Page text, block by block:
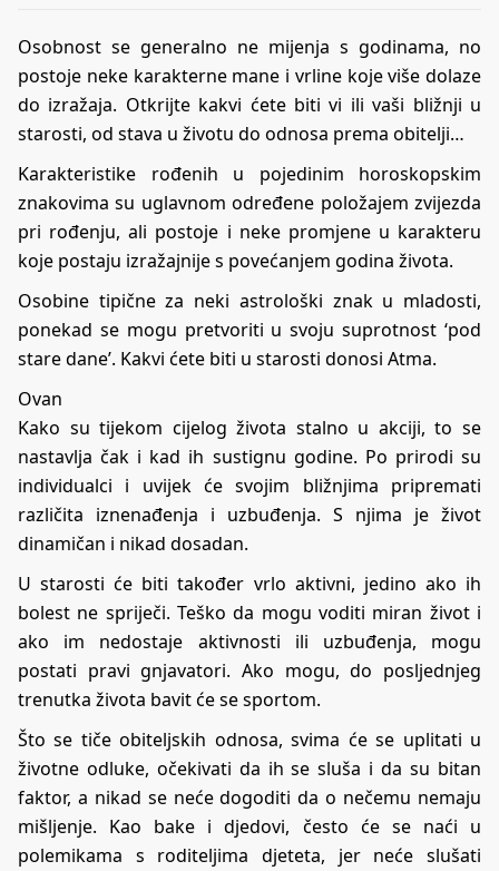
Osobnost se generalno ne mijenja s godinama, no
postoje neke karakterne mane i vrline koje više dolaze
do izražaja. Otkrijte kakvi ćete biti vi ili vaši bližnji u
starosti, od stava u životu do odnosa prema obitelji…
Karakteristike rođenih u pojedinim horoskopskim
znakovima su uglavnom određene položajem zvijezda
pri rođenju, ali postoje i neke promjene u karakteru
koje postaju izražajnije s povećanjem godina života.
Osobine tipične za neki astrološki znak u mladosti,
ponekad se mogu pretvoriti u svoju suprotnost ‘pod
stare dane’. Kakvi ćete biti u starosti donosi Atma.
Ovan
Kako su tijekom cijelog života stalno u akciji, to se
nastavlja čak i kad ih sustignu godine. Po prirodi su
individualci i uvijek će svojim bližnjima pripremati
različita iznenađenja i uzbuđenja. S njima je život
dinamičan i nikad dosadan.
U starosti će biti također vrlo aktivni, jedino ako ih
bolest ne spriječi. Teško da mogu voditi miran život i
ako im nedostaje aktivnosti ili uzbuđenja, mogu
postati pravi gnjavatori. Ako mogu, do posljednjeg
trenutka života bavit će se sportom.
Što se tiče obiteljskih odnosa, svima će se uplitati u
životne odluke, očekivati da ih se sluša i da su bitan
faktor, a nikad se neće dogoditi da o nečemu nemaju
mišljenje. Kao bake i djedovi, često će se naći u
polemikama s roditeljima djeteta, jer neće slušati